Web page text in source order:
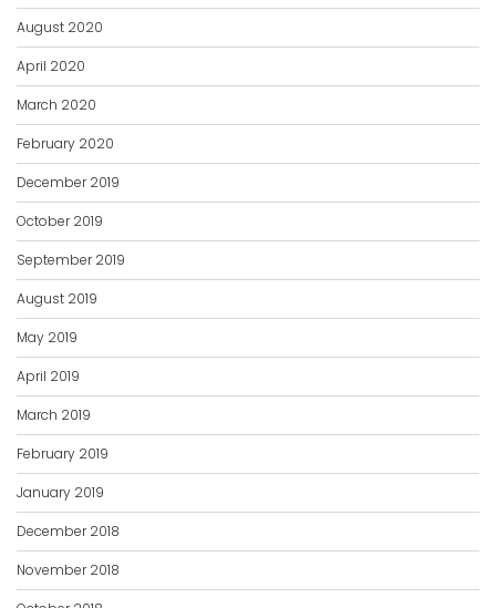
August 2020
April 2020
March 2020
February 2020
December 2019
October 2019
September 2019
August 2019
May 2019
April 2019
March 2019
February 2019
January 2019
December 2018
November 2018